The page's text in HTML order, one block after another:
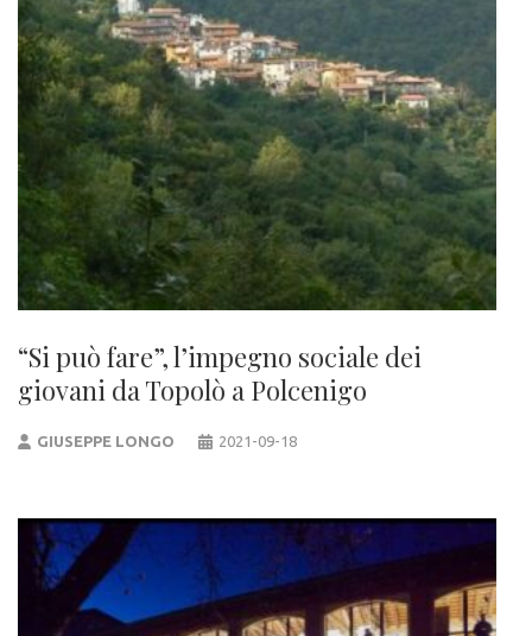
“Si può fare”, l’impegno sociale dei
giovani da Topolò a Polcenigo
GIUSEPPE LONGO 2021-09-18